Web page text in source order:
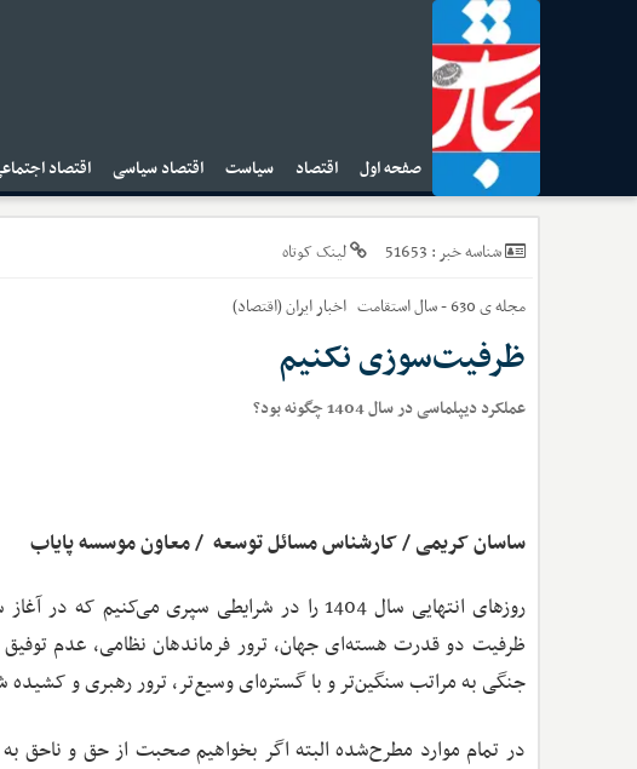
صفحه اول اقتصاد سیاست اقتصاد سیاسی اقتصاد
شناسه خبر : 51653
لینک کوتاه
مجله ی 630 - سال استقامت
اخبارایران (اقتصاد)
ظرفیت‌سوزی نکنیم
عملکرد دیپلماسی در سال 1404 چگونه بود؟
ساسان کریمی / کارشناس مسائل توسعه / معاون موسسه پایاب
روزهای انتهایی سال 1404 را در شرایطی سپری
ظرفیت دو قدرت هسته‌ای جهان، ترور فرماندهان نظامی، عدم توفیق
جنگی به مراتب سنگین‌تر و با گستره‌ای وسیع‌تر، ترور رهبری و
در تمام موارد مطرح‌شده البته اگر بخواهیم صحبت از حق و